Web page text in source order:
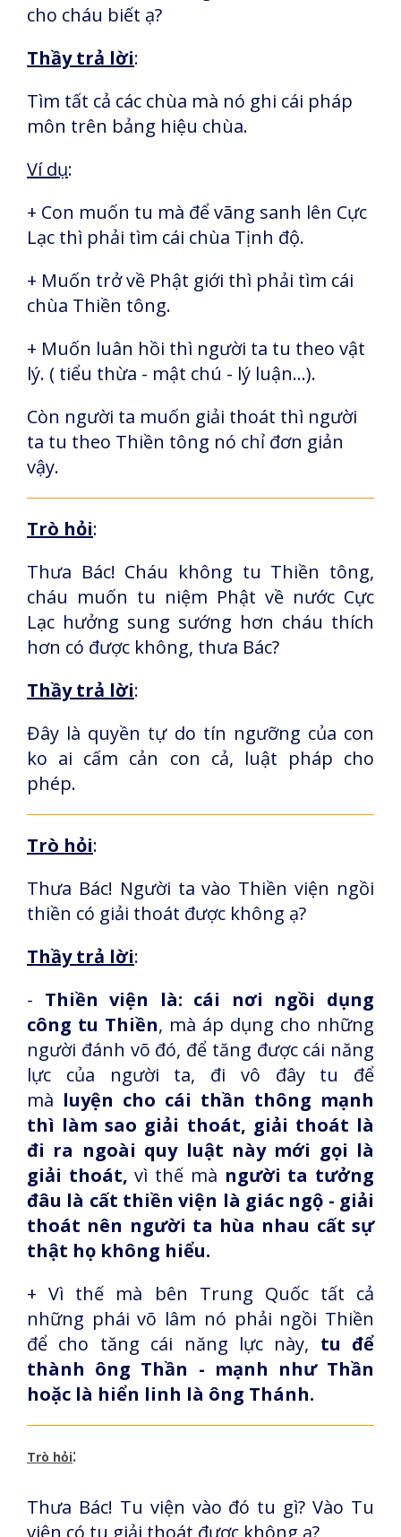
cho cháu biết ạ?
Thầy trả lời:
Tìm tất cả các chùa mà nó ghi cái pháp
môn trên bảng hiệu chùa.
Ví dụ:
+ Con muốn tu mà để vãng sanh lên Cực
Lạc thì phải tìm cái chùa Tịnh độ.
+ Muốn trở về Phật giới thì phải tìm cái
chùa Thiền tông.
+ Muốn luân hồi thì người ta tu theo vật
lý. ( tiểu thừa - mật chú - lý luận...).
Còn người ta muốn giải thoát thì người
ta tu theo Thiền tông nó chỉ đơn giản
vậy.
Trò hỏi:
Thưa Bác! Cháu không tu Thiền tông,
cháu muốn tu niệm Phật về nước Cực
Lạc hưởng sung sướng hơn cháu thích
hơn có được không, thưa Bác?
Thầy trả lời:
Đây là quyền tự do tín ngưỡng của con
ko ai cấm cản con cả, luật pháp cho
phép.
Trò hỏi:
Thưa Bác! Người ta vào Thiền viện ngồi
thiền có giải thoát được không ạ?
Thầy trả lời:
- Thiền viện là: cái nơi ngồi dụng
công tu Thiền, mà áp dụng cho những
người đánh võ đó, để tăng được cái năng
lực của người ta, đi vô đây tu để
mà luyện cho cái thần thông mạnh
thì làm sao giải thoát, giải thoát là
đi ra ngoài quy luật này mới gọi là
giải thoát, vì thế mà người ta tưởng
đâu là cất thiền viện là giác ngộ - giải
thoát nên người ta hùa nhau cất sự
thật họ không hiểu.
+ Vì thế mà bên Trung Quốc tất cả
những phái võ lâm nó phải ngồi Thiền
để cho tăng cái năng lực này, tu để
thành ông Thần - mạnh như Thần
hoặc là hiển linh là ông Thánh.
Trò hỏi:
Thưa Bác! Tu viện vào đó tu gì? Vào Tu
viện có tu giải thoát được không ạ?